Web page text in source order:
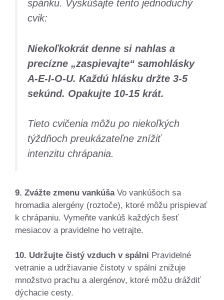
spánku. Vyskúšajte tento jednoduchý
cvik:
Niekoľkokrát denne si nahlas a
precízne „zaspievajte“ samohlásky
A-E-I-O-U. Každú hlásku držte 3-5
sekúnd. Opakujte 10-15 krát.
Tieto cvičenia môžu po niekoľkých
týždňoch preukázateľne znížiť
intenzitu chrápania.
9. Zvážte zmenu vankúšaVo vankúšoch sa
hromadia alergény (roztoče), ktoré môžu prispievať
k chrápaniu. Vymeňte vankúš každých šesť
mesiacov a pravidelne ho vetrajte.
10. Udržujte čistý vzduch v spálni Pravidelné
vetranie a udržiavanie čistoty v spálni znižuje
množstvo prachu a alergénov, ktoré môžu dráždiť
dýchacie cesty.